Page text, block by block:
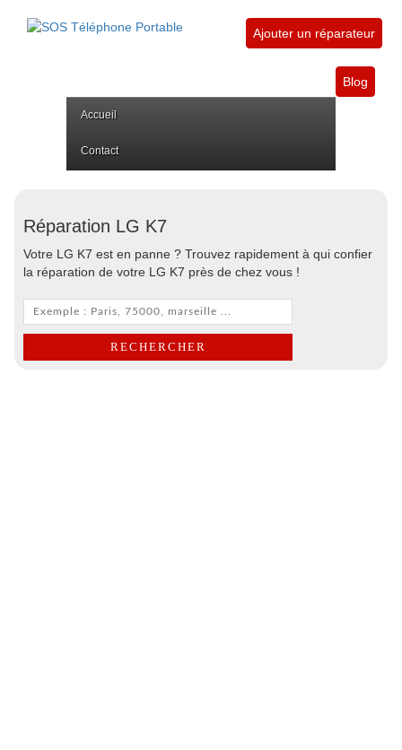
Ajouter un réparateur
Blog
Accueil
Contact
Réparation LG K7
Votre LG K7 est en panne ? Trouvez rapidement à qui confier
la réparation de votre LG K7 près de chez vous !